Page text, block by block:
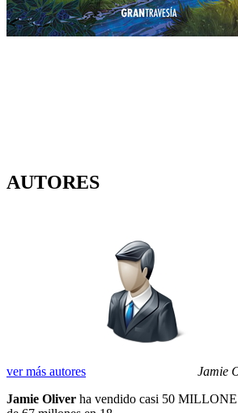
AUTORES
ver más autores
Jamie
Jamie Oliver ha vendido casi 50